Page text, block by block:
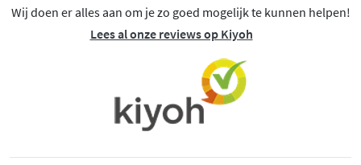
Wij doen er alles aan om je zo goed mogelijk te kunnen helpen!
Lees al onze reviews op Kiyoh